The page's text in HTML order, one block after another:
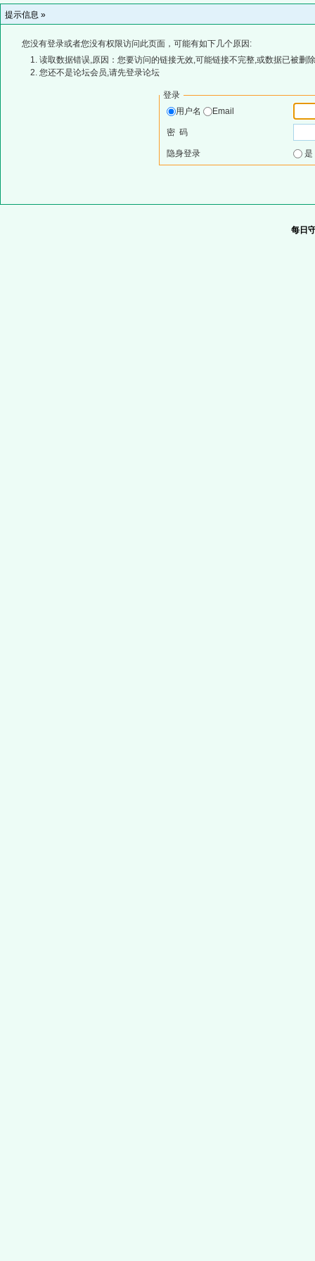
提示信息 »
您没有登录或者您没有权限访问此页面，可能有如下几个原因:
读取数据错误,原因：您要访问的链接无效,可能链接不完整,或数据已被删
您还不是论坛会员,请先登录论坛
登录
用户名
Email
密 码
隐身登录
每日